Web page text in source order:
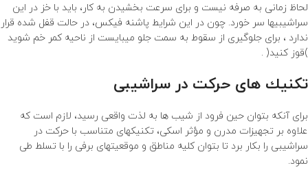
لحاظ زمانی به صرفه نیست و برای سرعت بخشیدن به کار، باید با خز در این
سراشیبیها سر خورد. چون در این شرایط پاشنه فیکس، در حالت قفل شده قرار
ندارد ، برای جلوگیری از سقوط به سمت جلو میبایست از ناحیه کمر خم شوید
)قوز کنید( .
تکنیك های حرکت در سراشیبی
برای آنکه بتوان حین فرود از شیب ها به لذت واقعی رسید، لازم است که
علاوه بر تجهیزات مدرن و مؤثر اسکی، تکنیکهای متناسب با حرکت در
سراشیبی را بکار برد تا بتوان کلیه مناطق و موقعیتهای برفی را با تسلط طی
نمود.